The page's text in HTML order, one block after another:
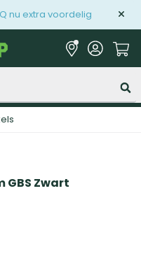
nu extra voordelig
GBS Zwart